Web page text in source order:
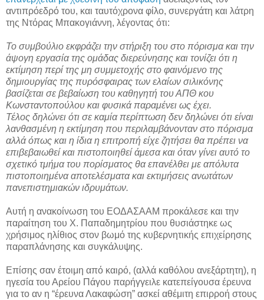
αντιπρόεδρό του, και ταυτόχρονα φίλο, συνεργάτη και λάτρη
της Ντόρας Μπακογιάννη, λέγοντας ότι:
Το συμβούλιο εκφράζει την στήριξη του στο πόρισμα και την
άψογη εργασία της ομάδας διερεύνησης και τονίζει ότι η
εκτίμηση περί της μη συμμετοχής στο φαινόμενο της
δημιουργίας της πυρόσφαιρας των ελαίων σιλικόνης
βασίζεται σε βεβαίωση του καθηγητή του ΑΠΘ κου
Κωνσταντοπούλου και φυσικά παραμένει ως έχει.
Τέλος δηλώνει ότι σε καμία περίπτωση δεν δηλώνει ότι είναι
λανθασμένη η εκτίμηση που περιλαμβάνονταν στο πόρισμα
αλλά όπως και η ίδια η επιτροπή είχε ζητήσει θα πρέπει να
επιβεβαιωθεί και πιστοποιηθεί άμεσα και όταν γίνει αυτό το
σχετικό τμήμα του πορίσματος θα επανέλθει με απόλυτα
πιστοποιημένα αποτελέσματα και εκτιμήσεις ανωτάτων
πανεπιστημιακών ιδρυμάτων.
Αυτή η ανακοίνωση του ΕΟΔΑΣΑΑΜ προκάλεσε και την
παραίτηση του Χ. Παπαδημητρίου που θυσιάστηκε ως
χρήσιμος ηλίθιος στον βωμό της κυβερνητικής επιχείρησης
παραπλάνησης και συγκάλυψης.
Επίσης σαν έτοιμη από καιρό, (αλλά καθόλου ανεξάρτητη), η
ηγεσία του Αρείου Πάγου παρήγγειλε κατεπείγουσα έρευνα
για το αν η “έρευνα Λακαφώση” ασκεί αθέμιτη επιρροή στους